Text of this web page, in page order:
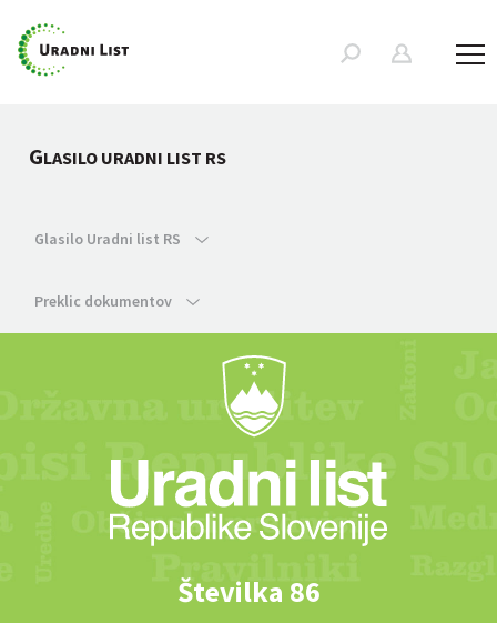
GLASILO URADNI LIST RS
Glasilo Uradni list RS
Preklic dokumentov
Številka 86